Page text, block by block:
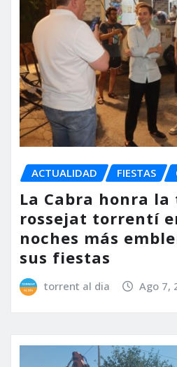
ACTUALIDAD FIESTAS
La Cabra honra
rossejat torrentí
noches más
sus fiestas
torrent al dia Ago 7,